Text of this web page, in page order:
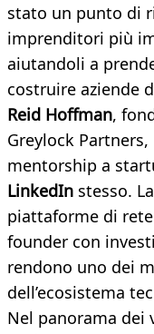
stato un punto di
imprenditori più
aiutandoli a
costruire aziende
Reid Hoffman,
Greylock
mentorship a
LinkedIn stesso.
piattaforme di
founder con
rendono uno dei
dell’ecosistema
Nel panorama dei